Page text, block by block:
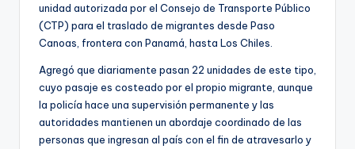
unidad autorizada por el Consejo de Transporte Público
(CTP) para el traslado de migrantes desde Paso
Canoas, frontera con Panamá, hasta Los Chiles.
Agregó que diariamente pasan 22 unidades de este tipo,
cuyo pasaje es costeado por el propio migrante, aunque
la policía hace una supervisión permanente y las
autoridades mantienen un abordaje coordinado de las
personas que ingresan al país con el fin de atravesarlo y